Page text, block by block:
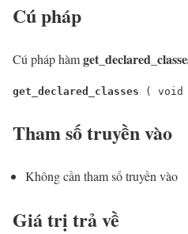
Cú pháp
Cú pháp hàm
get_declared_classes ( void
Tham số truyền vào
Không cần tham số truyền vào
Giá trị trả về